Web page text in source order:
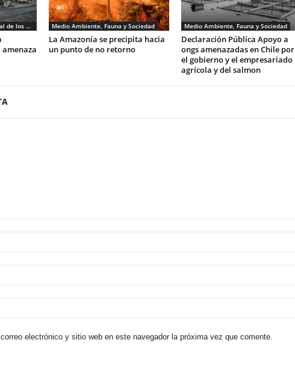
Comité por una Internacional de los Trabajadores - CIT Medio Ambiente, Fauna y Sociedad
La Amazonía se precipita hacia
un punto de no retorno
Medio Ambiente, Fauna y Sociedad
Declaración Pública Apoyo a
ongs amenazadas en Chile por
el gobierno y el empresariado
agrícola y del salmon
electrónico y sitio web en este navegador la próxima vez que comente.